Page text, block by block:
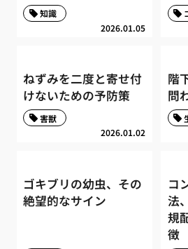
2026.01.05
知識
ねずみを二度と寄せ付
けないための予防策
2026.01.02
害獣
階
問
ゴキブリの幼虫、その
絶望的なサイン
コ
法
規
徴